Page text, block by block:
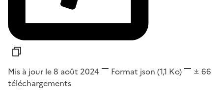
Mis à jour le 8 août 2024 Format json (1,1 Ko)
66
téléchargements